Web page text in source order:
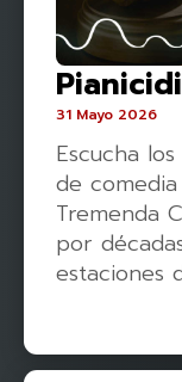
31 Mayo 2026
Escucha
de
Tremenda
por
estaciones